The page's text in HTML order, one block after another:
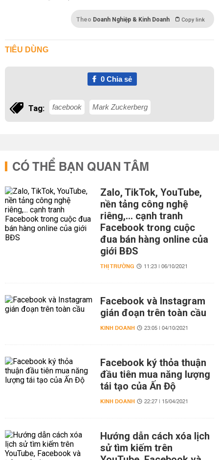
Theo Doanh Nghiệp & Kinh Doanh Copy link
TIÊU DÙNG
0Chia sẻ
Tag: facebook Mark Zuckerberg
CÓ THỂ BẠN QUAN TÂM
Zalo, TikTok, YouTube,
nền tảng công nghệ
riêng,... cạnh tranh
Facebook trong cuộc
đua bán hàng online của
giới BĐS
THỊ TRƯỜNG 11:23 | 06/10/2021
Facebook và Instagram
gián đoạn trên toàn cầu
KINH DOANH 23:05 | 04/10/2021
Facebook ký thỏa thuận
đầu tiên mua năng lượng
tái tạo của Ấn Độ
KINH DOANH 22:27 | 15/04/2021
Hướng dẫn cách xóa lịch
sử tìm kiếm trên